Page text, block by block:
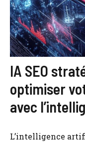
IA SEO
optimiser
avec
L’intelligence